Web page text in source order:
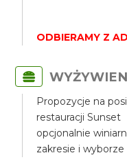
ODBIERAMY Z
Propozycje na
restauracji Sunset
opcjonalnie
zakresie i wyborze